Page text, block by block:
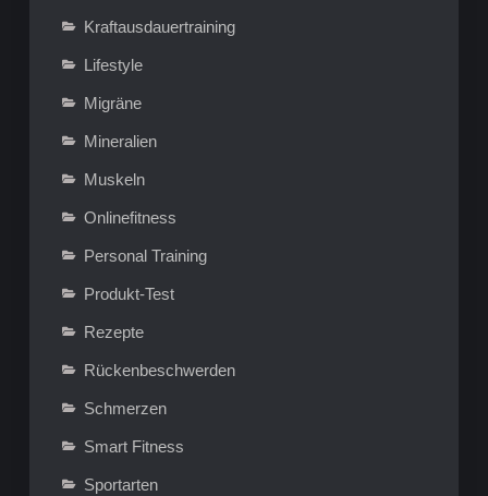
Kraftausdauertraining
Lifestyle
Migräne
Mineralien
Muskeln
Onlinefitness
Personal Training
Produkt-Test
Rezepte
Rückenbeschwerden
Schmerzen
Smart Fitness
Sportarten